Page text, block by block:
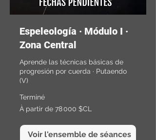
Espeleología · Módulo I ·
Zona Central
Aprende las técnicas básicas de
progresión por cuerda · Putaendo
(V)
Terminé
À
partir
pesos
chiliens
À partir de 78 000 $CL
Voir l'ensemble de séances